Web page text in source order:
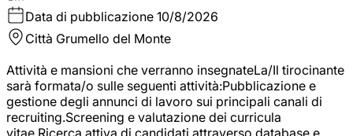
Data di pubblicazione 10/8/2026
Città Grumello del Monte
Attività e mansioni che verranno insegnateLa/Il tirocinante
sarà formata/o sulle seguenti attività:Pubblicazione e
gestione degli annunci di lavoro sui principali canali di
recruiting.Screening e valutazione dei curricula
vitae.Ricerca attiva di candidati attraverso database e